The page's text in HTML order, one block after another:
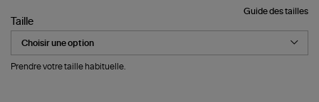
Guide des tailles
Taille
Prendre votre taille habituelle.